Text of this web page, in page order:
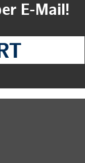
E-Mail!